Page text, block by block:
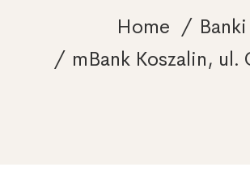
Home
Banki
mBank Koszalin, ul.